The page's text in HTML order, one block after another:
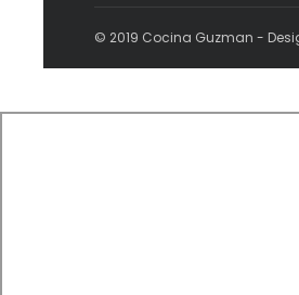
© 2019 Cocina Guzman -